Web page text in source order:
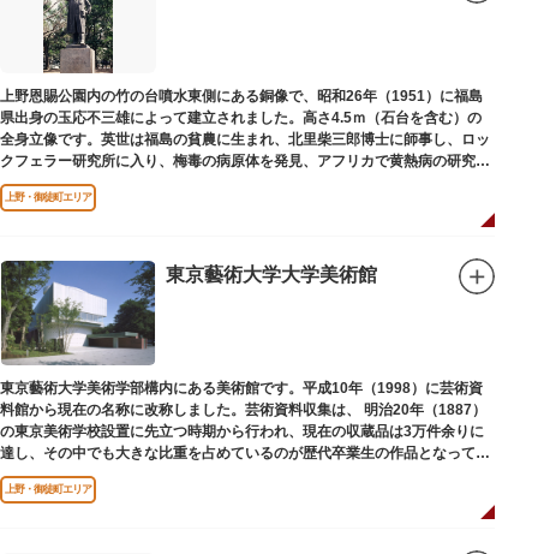
上野恩賜公園内の竹の台噴水東側にある銅像で、昭和26年（1951）に福島
県出身の玉応不三雄によって建立されました。高さ4.5ｍ（石台を含む）の
全身立像です。英世は福島の貧農に生まれ、北里柴三郎博士に師事し、ロッ
クフェラー研究所に入り、梅毒の病原体を発見、アフリカで黄熱病の研究中
感染して、死去しました。
上野・御徒町エリア
東京藝術大学大学美術館
東京藝術大学美術学部構内にある美術館です。平成10年（1998）に芸術資
料館から現在の名称に改称しました。芸術資料収集は、 明治20年（1887）
の東京美術学校設置に先立つ時期から行われ、現在の収蔵品は3万件余りに
達し、その中でも大きな比重を占めているのが歴代卒業生の作品となってい
ます。
上野・御徒町エリア